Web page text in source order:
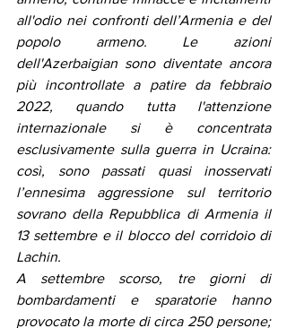
all'odio nei confronti dell’Armenia e del
popolo armeno. Le azioni
dell'Azerbaigian sono diventate ancora
più incontrollate a patire da febbraio
2022, quando tutta l'attenzione
internazionale si è concentrata
esclusivamente sulla guerra in Ucraina:
così, sono passati quasi inosservati
l’ennesima aggressione sul territorio
sovrano della Repubblica di Armenia il
13 settembre e il blocco del corridoio di
Lachin.
A settembre scorso, tre giorni di
bombardamenti e sparatorie hanno
provocato la morte di circa 250 persone;